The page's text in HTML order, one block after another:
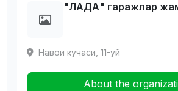
"ЛАДА" гаражлар
Hавои кучаси, 11-уй
About the